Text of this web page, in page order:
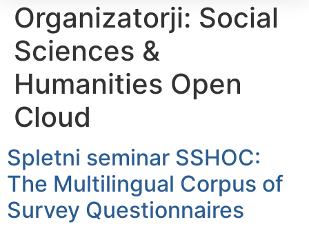
Organizatorji: Social
Sciences &
Humanities Open
Cloud
Spletni seminar SSHOC:
The Multilingual Corpus of
Survey Questionnaires